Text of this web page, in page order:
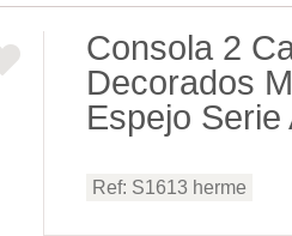
Consola 2
Decorados
Espejo Serie
Ref: S1613 herme